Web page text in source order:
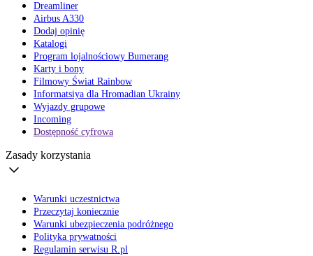
Dreamliner
Airbus A330
Dodaj opinię
Katalogi
Program lojalnościowy Bumerang
Karty i bony
Filmowy Świat Rainbow
Informatsiya dla Hromadian Ukrainy
Wyjazdy grupowe
Incoming
Dostępność cyfrowa
Zasady korzystania
Warunki uczestnictwa
Przeczytaj koniecznie
Warunki ubezpieczenia podróżnego
Polityka prywatności
Regulamin serwisu R.pl